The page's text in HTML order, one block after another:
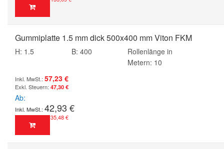
Gummiplatte 1.5 mm dick 500x400 mm Viton FKM
H: 1.5 B: 400
Rollenlänge in
Metern: 10
57,23 €
47,30 €
Ab
42,93 €
35,48 €